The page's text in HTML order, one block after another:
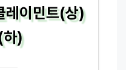
레이민트(상)
하)